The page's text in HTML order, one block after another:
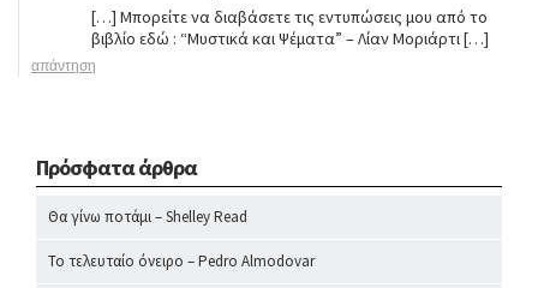
[…] Μπορείτε να διαβάσετε τις εντυπώσεις μου από το
βιβλίo εδώ : “Μυστικά και Ψέματα” – Λίαν Μοριάρτι […]
απάντηση
Πρόσφατα άρθρα
Θα γίνω ποτάμι – Shelley Read
Το τελευταίο όνειρο – Pedro Almodovar